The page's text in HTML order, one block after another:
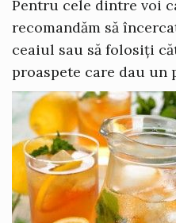
Pentru cele dintre voi
recomandăm să
ceaiul sau să folosiți
proaspete care dau un